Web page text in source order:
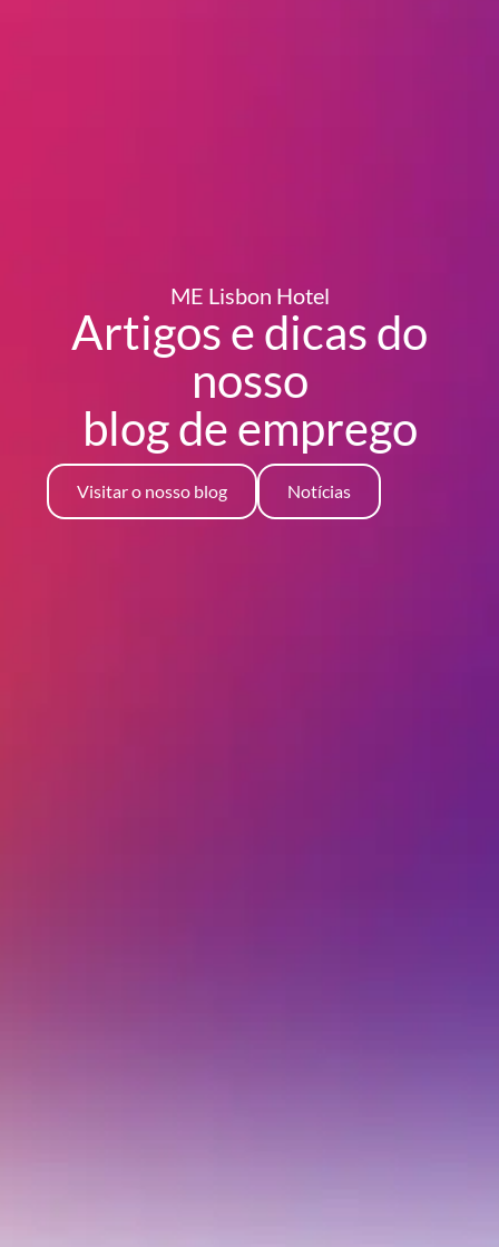
ME Lisbon Hotel
Artigos e dicas do
nosso
blogde emprego
Visitar o nosso blog Notícias